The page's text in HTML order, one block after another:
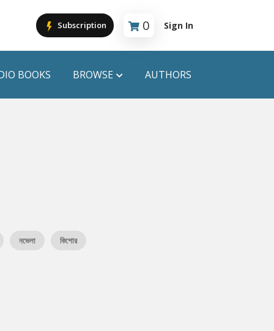
Subscription 0
Cart is empty
Sign In
BOOKS BROWSE AUTHORS
নভেলা কিশোর